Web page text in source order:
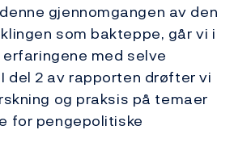
gjennomgangen av den
som bakteppe, går vi i
med selve
del 2 av rapporten drøfter vi
og praksis på temaer
for pengepolitiske